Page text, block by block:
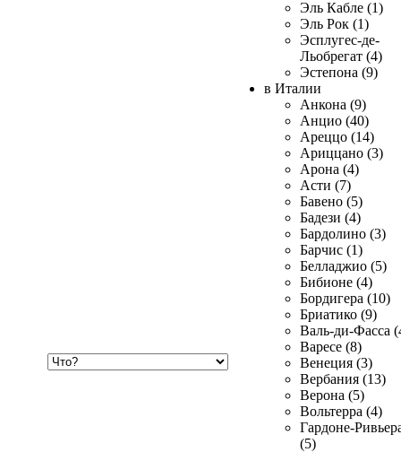
Эль Кабле (1)
Эль Рок (1)
Эсплугес-де-
Льобрегат (4)
Эстепона (9)
в Италии
Анкона (9)
Анцио (40)
Ареццо (14)
Ариццано (3)
Арона (4)
Асти (7)
Бавено (5)
Бадези (4)
Бардолино (3)
Барчис (1)
Белладжио (5)
Бибионе (4)
Бордигера (10)
Бриатико (9)
Валь-ди-Фасса
Варесе (8)
Венеция (3)
Вербания (13)
Верона (5)
Вольтерра (4)
Гардоне-
(5)